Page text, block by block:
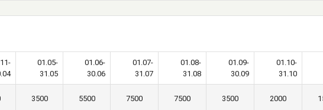
01.05-
31.05
01.06-
30.06
01.07-
31.07
01.08-
31.08
01.09-
30.09
01.10-
31.10
3500 5500 7500 7500 3500 2000